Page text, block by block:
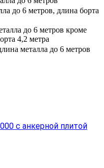
до 6 метров, длина борта
до 6 метров кроме
4,2 метра
металла до 6 метров
с анкерной плитой